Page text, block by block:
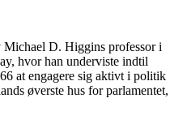
Michael D. Higgins professor i
hvor han underviste indtil
at engagere sig aktivt i politik
øverste hus for parlamentet,